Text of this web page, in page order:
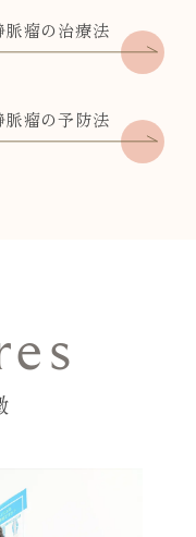
脈瘤の治療法
脈瘤の予防法